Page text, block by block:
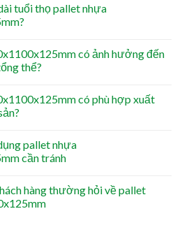
tuổi thọ pallet nhựa
có ảnh hưởng đến
thể?
có phù hợp xuất
pallet nhựa
cần tránh
hàng thường hỏi về pallet